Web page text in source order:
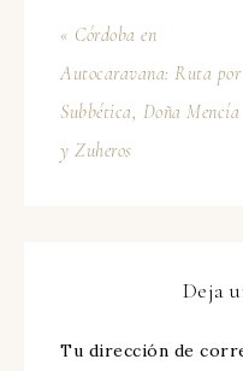
« Córdoba en
Autocaravana: Ruta por
Subbética, Doña Mencía
y Zuheros
Deja
Tu dirección de